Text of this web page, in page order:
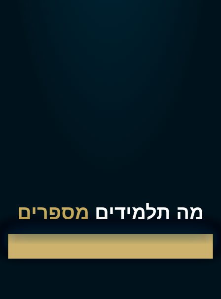
מה תלמידים מספרים